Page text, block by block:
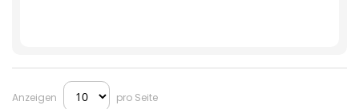
Anzeigen pro Seite